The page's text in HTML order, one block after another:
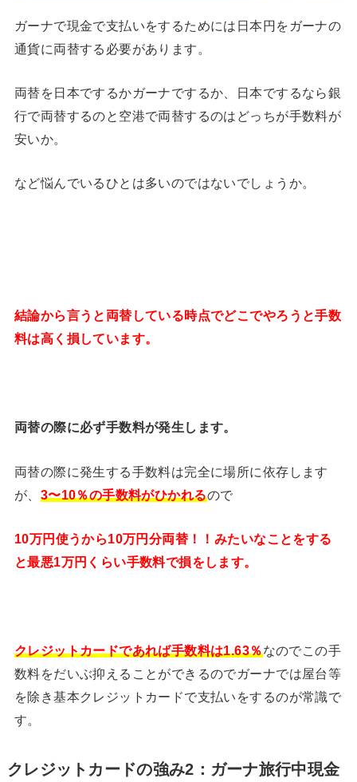
ガーナで現金で支払いをするためには日本円をガーナの
通貨に両替する必要があります。
両替を日本でするかガーナでするか、日本でするなら銀
行で両替するのと空港で両替するのはどっちが手数料が
安いか。
など悩んでいるひとは多いのではないでしょうか。
結論から言うと両替している時点でどこでやろうと手数
料は高く損しています。
両替の際に必ず手数料が発生します。
両替の際に発生する手数料は完全に場所に依存します
が、 3〜10％の手数料がひかれるので
10万円使うから10万円分両替！！みたいなことをする
と最悪1万円くらい手数料で損をします。
クレジットカードであれば手数料は1.63％ なのでこの手
数料をだいぶ抑えることができるのでガーナでは屋台等
を除き基本クレジットカードで支払いをするのが常識で
す。
クレジットカードの強み2：ガーナ旅行中現金